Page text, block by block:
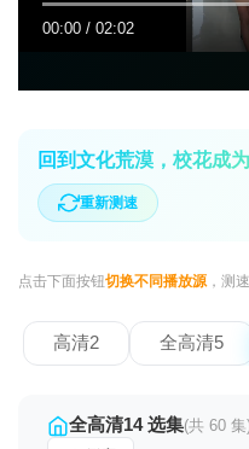
00:00 / 02:02
回到文化荒漠，校花成
重新测速
点击下面按钮切换不同播放源，测
高清2 全高清5
全高清14 选集(共 60 集